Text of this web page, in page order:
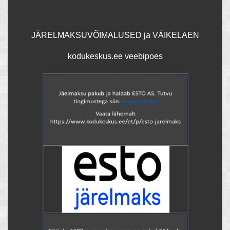
JÄRELMAKSUVÕIMALUSED ja VÄIKELAEN
kodukeskus.ee veebipoes